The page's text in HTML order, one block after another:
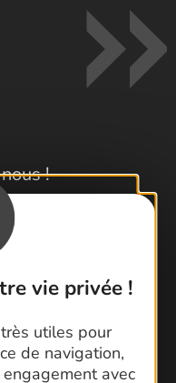
vie privée !
utiles pour
de navigation,
avec
!